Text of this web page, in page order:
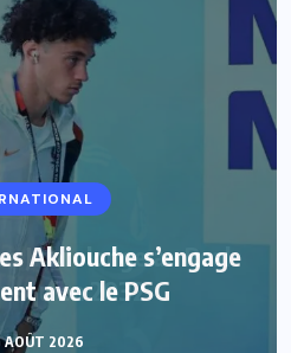
Akliouche s’engage
avec le PSG
2026